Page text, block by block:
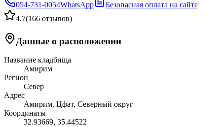
054-731-0054WhatsApp
Безопасная оплата на сайте
4.7(166 отзывов)
Данные о расположении
Название кладбища
Амирим
Регион
Север
Адрес
Амирим, Цфат, Северный округ
Координаты
32.93669, 35.44522